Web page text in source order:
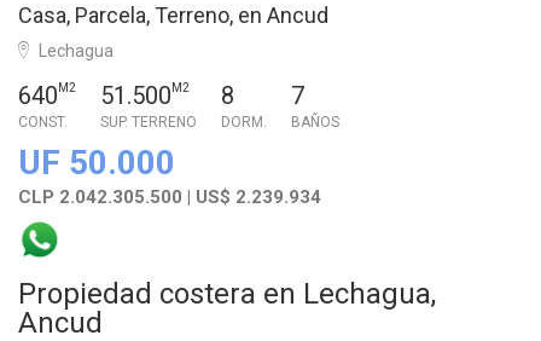
Casa, Parcela, Terreno, en Ancud
Lechagua
640 M2
CONST.
51.500 M2
SUP. TERRENO
8
DORM.
7
BAÑOS
UF 50.000
CLP 2.042.305.500 | US$ 2.239.934
Propiedad costera en Lechagua,
Ancud